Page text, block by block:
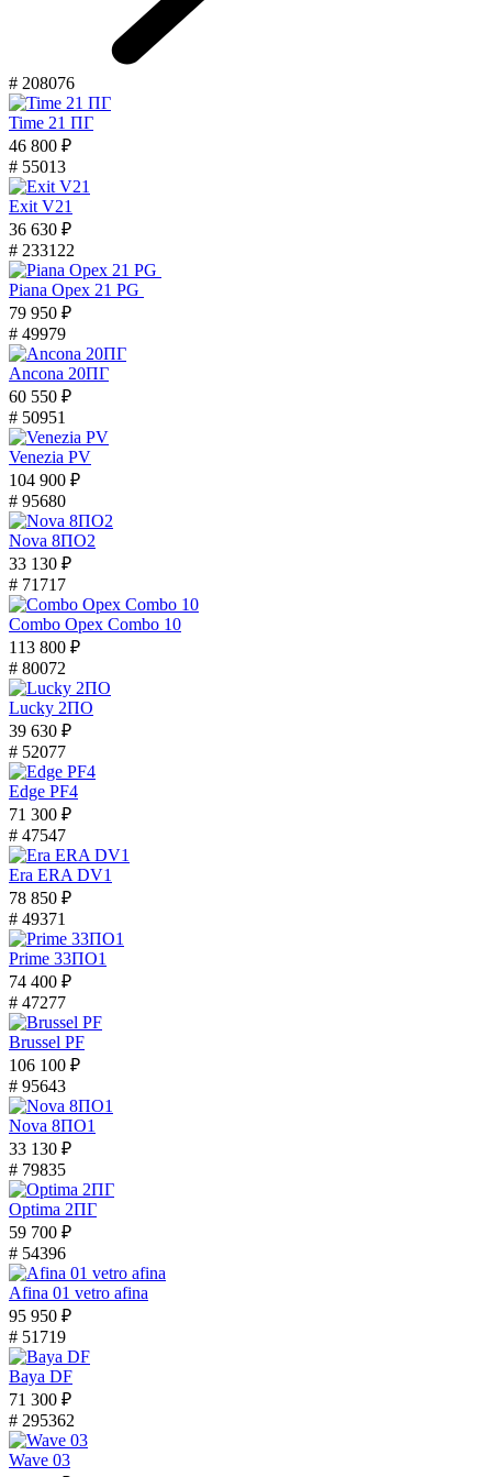
# 208076
Time 21 ПГ
46 800 ₽
# 55013
Exit V21
36 630 ₽
# 233122
Piana Орех 21 PG
79 950 ₽
# 49979
Ancona 20ПГ
60 550 ₽
# 50951
Venezia PV
104 900 ₽
# 95680
Nova 8ПО2
33 130 ₽
# 71717
Combo Орех Combo 10
113 800 ₽
# 80072
Lucky 2ПО
39 630 ₽
# 52077
Edge PF4
71 300 ₽
# 47547
Era ERA DV1
78 850 ₽
# 49371
Prime 33ПО1
74 400 ₽
# 47277
Brussel PF
106 100 ₽
# 95643
Nova 8ПО1
33 130 ₽
# 79835
Optima 2ПГ
59 700 ₽
# 54396
Afina 01 vetro afina
95 950 ₽
# 51719
Baya DF
71 300 ₽
# 295362
Wave 03